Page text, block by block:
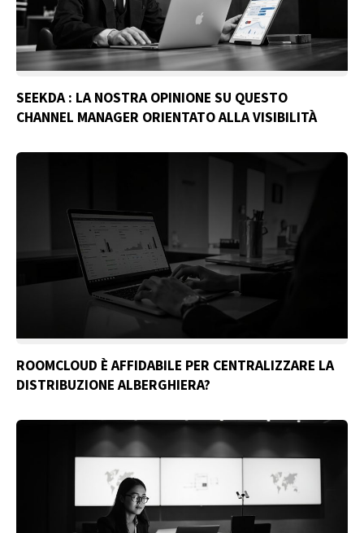
SEEKDA : LA NOSTRA OPINIONE SU QUESTO
CHANNEL MANAGER ORIENTATO ALLA VISIBILITÀ
ROOMCLOUD È AFFIDABILE PER CENTRALIZZARE LA
DISTRIBUZIONE ALBERGHIERA?